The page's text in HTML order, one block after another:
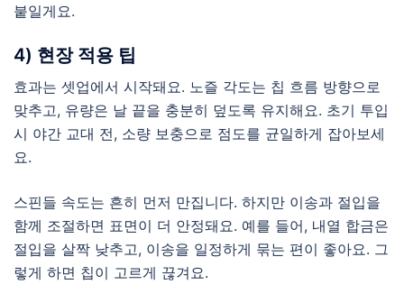
붙일게요.
4) 현장 적용 팁
효과는 셋업에서 시작돼요. 노즐 각도는 칩 흐름 방향으로
맞추고, 유량은 날 끝을 충분히 덮도록 유지해요. 초기 투입
시 야간 교대 전, 소량 보충으로 점도를 균일하게 잡아보세
요.
스핀들 속도는 흔히 먼저 만집니다. 하지만 이송과 절입을
함께 조절하면 표면이 더 안정돼요. 예를 들어, 내열 합금은
절입을 살짝 낮추고, 이송을 일정하게 묶는 편이 좋아요. 그
렇게 하면 칩이 고르게 끊겨요.